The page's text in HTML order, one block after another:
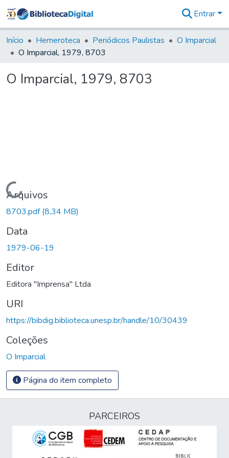
&
Coleções
Tudo na
Digital
Entrar
Início Hemeroteca Periódicos Paulistas
O Imparcial
O Imparcial, 1979, 8703
O Imparcial, 1979, 8703
Carregando...
Arquivos
8703.pdf(8,34 MB)
Data
1979-06-19
Editor
Editora "Imprensa" Ltda
URI
https://bibdig.biblioteca.unesp.br/handle/10/30439
Coleções
O Imparcial
Página do item completo
PARCEIROS